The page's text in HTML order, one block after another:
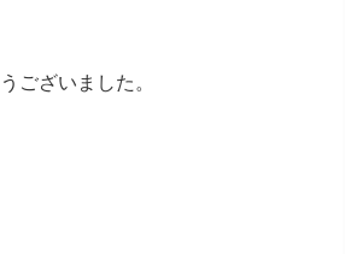
ございました。